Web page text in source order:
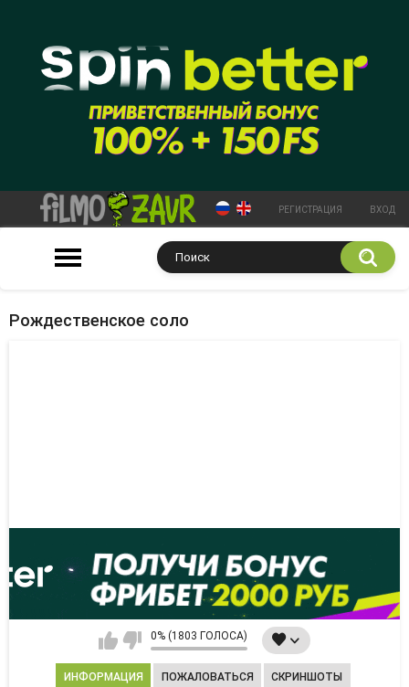
РЕГИСТРАЦИЯ ВХОД
Рождественское соло
0% (1803 ГОЛОСА)
ИНФОРМАЦИЯ ПОЖАЛОВАТЬСЯ СКРИНШОТЫ